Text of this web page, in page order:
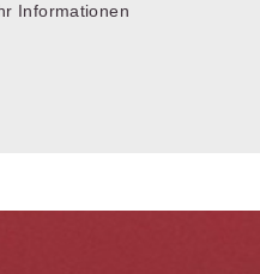
Informationen